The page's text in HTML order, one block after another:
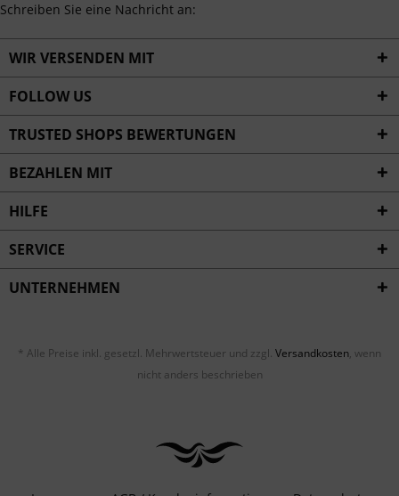
Schreiben Sie eine Nachricht an:
WIR VERSENDEN MIT
FOLLOW US
TRUSTED SHOPS BEWERTUNGEN
BEZAHLEN MIT
HILFE
SERVICE
UNTERNEHMEN
* Alle Preise inkl. gesetzl. Mehrwertsteuer und zzgl. Versandkosten, wenn
nicht anders beschrieben